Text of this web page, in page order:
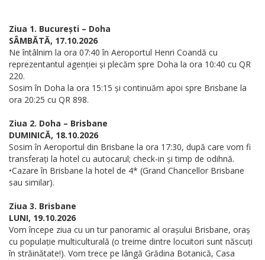
Ziua 1. București – Doha
SÂMBĂTĂ, 17.10.2026
Ne întâlnim la ora 07:40 în Aeroportul Henri Coandă cu
reprezentantul agenției și plecăm spre Doha la ora 10:40 cu QR
220.
Sosim în Doha la ora 15:15 și continuăm apoi spre Brisbane la
ora 20:25 cu QR 898.
Ziua 2. Doha – Brisbane
DUMINICĂ, 18.10.2026
Sosim în Aeroportul din Brisbane la ora 17:30, după care vom fi
transferați la hotel cu autocarul; check-in și timp de odihnă.
•Cazare în Brisbane la hotel de 4* (Grand Chancellor Brisbane
sau similar).
Ziua 3. Brisbane
LUNI, 19.10.2026
Vom începe ziua cu un tur panoramic al orașului Brisbane, oraș
cu populație multiculturală (o treime dintre locuitori sunt născuți
în străinătate!). Vom trece pe lângă Grădina Botanică, Casa